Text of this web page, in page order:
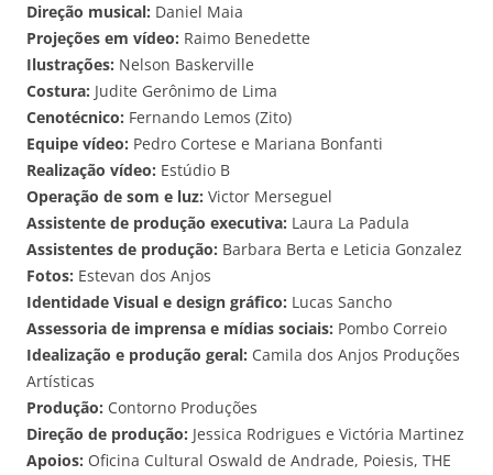
Direção musical: Daniel Maia
Projeções em vídeo: Raimo Benedette
Ilustrações: Nelson Baskerville
Costura: Judite Gerônimo de Lima
Cenotécnico: Fernando Lemos (Zito)
Equipe vídeo: Pedro Cortese e Mariana Bonfanti
Realização vídeo: Estúdio B
Operação de som e luz: Victor Merseguel
Assistente de produção executiva: Laura La Padula
Assistentes de produção: Barbara Berta e Leticia Gonzalez
Fotos: Estevan dos Anjos
Identidade Visual e design gráfico: Lucas Sancho
Assessoria de imprensa e mídias sociais: Pombo Correio
Idealização e produção geral: Camila dos Anjos Produções
Artísticas
Produção: Contorno Produções
Direção de produção: Jessica Rodrigues e Victória Martinez
Apoios: Oficina Cultural Oswald de Andrade, Poiesis, THE